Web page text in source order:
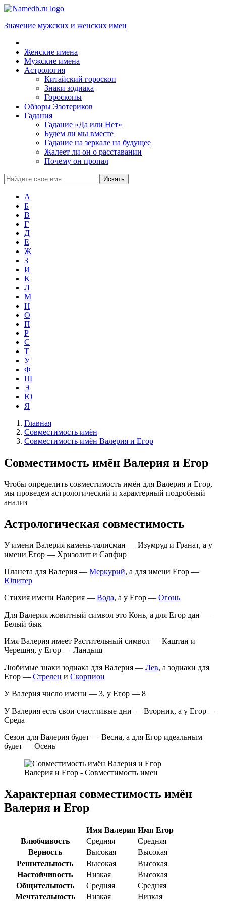
Значение мужских и женских имен
Женские имена
Мужские имена
Астрология
Китайский гороскоп
Знаки зодиака
Гороскопы
Обзоры Эзотериков
Гадания
Гадание «Да или Нет»
Будем ли мы вместе
Гадание на зеркале на будущее
Жалеет ли он о расставании
Почему он пропал
А
Б
В
Г
Д
Е
Ж
З
И
К
Л
М
Н
О
П
Р
С
Т
У
Ф
Ш
Э
Ю
Я
Главная
Совместимость имён
Совместимость имён Валерия и Егор
Совместимость имён Валерия и Егор
Чтобы определить совместимость имён для Валерия и Егор,
мы проведем астрологический и характерный подробный
анализ
Астрологическая совместимость
У имени Валерия камень-талисман — Изумруд и Гранат, а у
имени Егор — Хризолит и Сапфир
Планета для Валерия — Меркурий, а для имени Егор —
Юпитер
Стихия имени Валерия — Вода, а у Егор — Огонь
Для Валерия жовитный символ это Конь, а для Егор дан —
Белый бык
Имя Валерия имеет Растительный символ — Каштан и
Черешня, у Егор — Ландыш
Любимые знаки зодиака для Валерия — Лев, а зодиаки для
Егор — Стрелец и Скорпион
У Валерия число имени — 3, у Егор — 8
У Валерия есть свои счастливые дни — Вторник, а у Егор —
Среда
Сезон для Валерия будет — Весна, а для Егор идеальным
будет — Осень
Валерия и Егор - Совместимость имен
Характерная совместимость имён
Валерия и Егор
Имя Валерия Имя Егор
Влюбчивость
Средняя
Средняя
Верность
Высокая
Высокая
Решительность
Высокая
Высокая
Настойчивость
Низкая
Высокая
Общительность
Средняя
Средняя
Мечтательность
Низкая
Низкая